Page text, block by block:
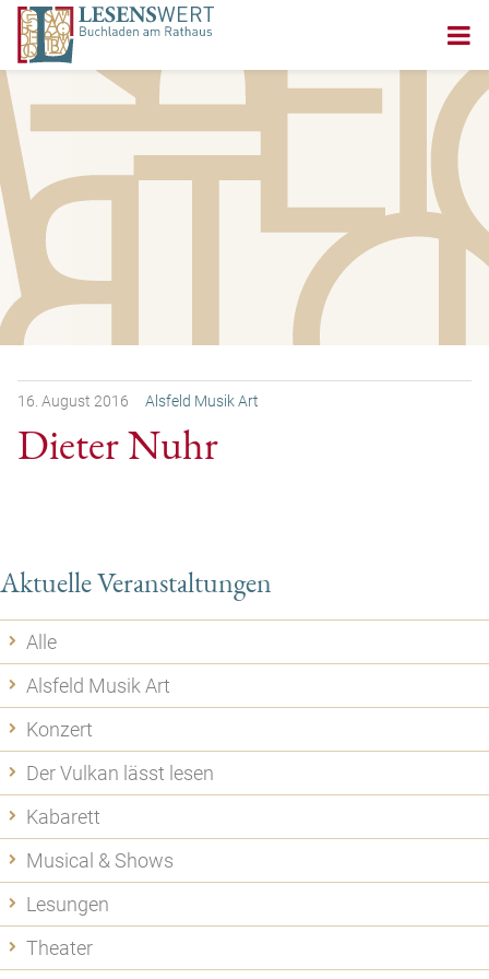
16. August 2016 Alsfeld Musik Art
Dieter Nuhr
Aktuelle Veranstaltungen
Alle
Alsfeld Musik Art
Konzert
Der Vulkan lässt lesen
Kabarett
Musical & Shows
Lesungen
Theater